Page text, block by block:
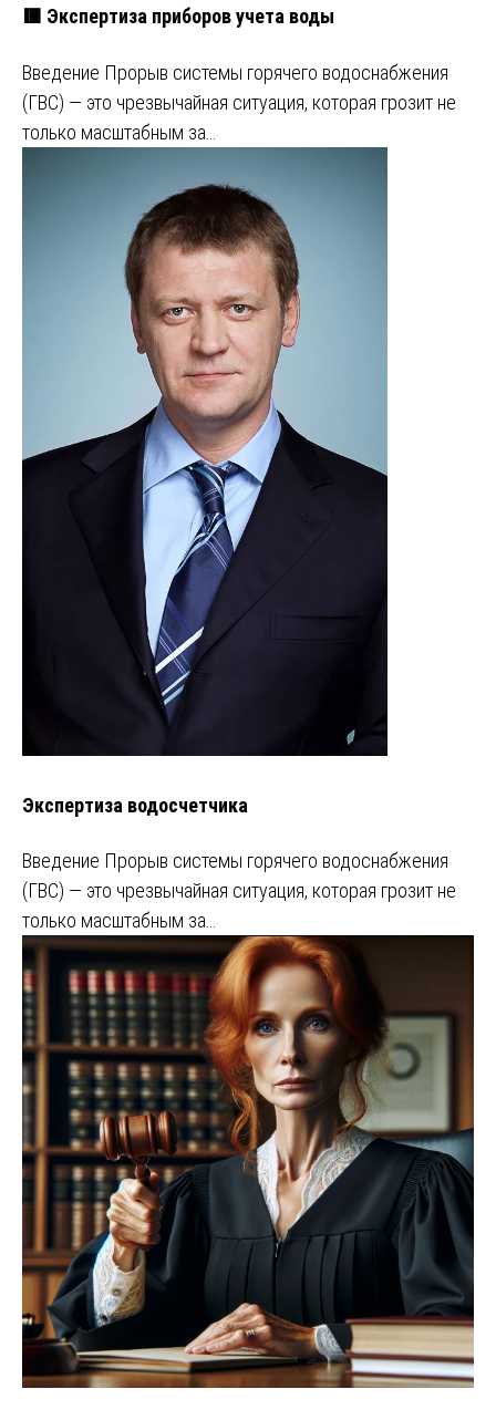
🟥 Экспертиза приборов учета воды
Введение Прорыв системы горячего водоснабжения
(ГВС) — это чрезвычайная ситуация, которая грозит не
только масштабным за…
Экспертиза водосчетчика
Введение Прорыв системы горячего водоснабжения
(ГВС) — это чрезвычайная ситуация, которая грозит не
только масштабным за…